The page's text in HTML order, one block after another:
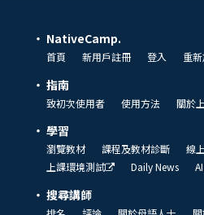
NativeCamp.
首頁 新用戶註冊 登入 重
指南
致初次使用者 使用方法 關於
學習
瀏覽教材 課程及教材診斷 線
上課環境測試
Daily News
搜尋講師